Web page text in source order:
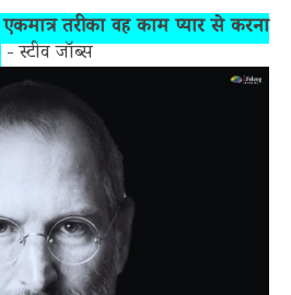
तरीका वह काम प्यार से करना
- स्टीव जॉब्स